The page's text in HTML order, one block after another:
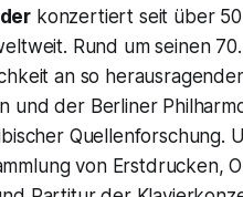
konzertiert seit über
Rund um seinen
an so
und der Berliner
Quellenforschung.
von Erstdrucken,